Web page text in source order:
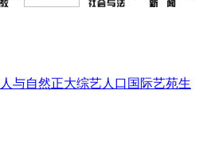
人与自然正大综艺人口 国际艺苑生